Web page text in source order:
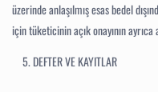
üzerinde anlaşılmış esas bedel
için tüketicinin açık onayının ayrıca
DEFTER VE KAYITLAR